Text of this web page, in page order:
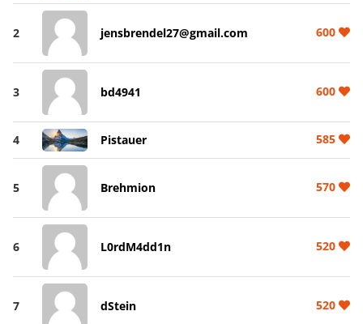
2 jensbrendel27@gmail.com 600
3 bd4941 600
4 Pistauer 585
5 Brehmion 570
6 L0rdM4dd1n 520
7 dStein 520